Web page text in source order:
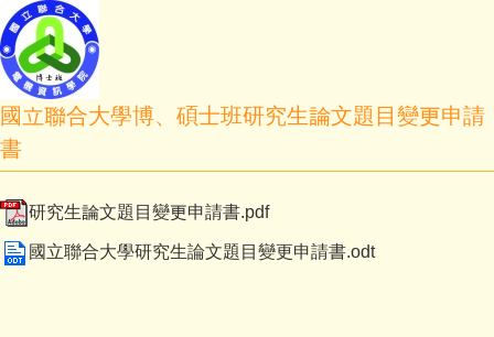
國立聯合大學博、碩士班研究生論文題目變更申請
書
研究生論文題目變更申請書.pdf
國立聯合大學研究生論文題目變更申請書.odt